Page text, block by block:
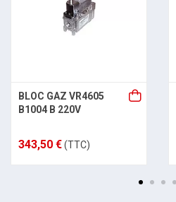
BLOC GAZ VR4605
B1004 B 220V
343,50 €(TTC)